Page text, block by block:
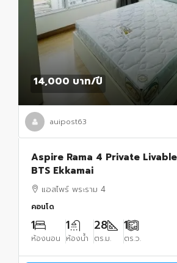
14,000 บาท/ปี
auipost63
Aspire Rama 4 Private
BTS Ekkamai
แอสไพร์ พระราม 4
คอนโด
1
ห้องนอน
1
ห้องน้ำ
28
ตร.ม.
1
ตร.ว.